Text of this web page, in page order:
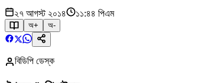
২৭ আগস্ট ২০১৪ ১১:৪৪ পিএম
অ+ অ-
বিডিপি ডেস্ক